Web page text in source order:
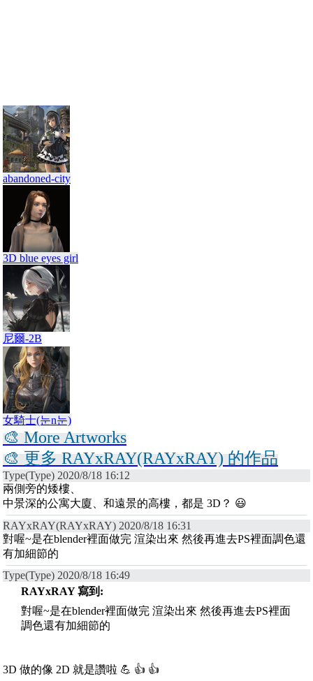
abandoned-city
3D blue eyes girl
尼爾-2B
女騎士(눈n눈)
🎨 More Artworks
🎨 更多 RAYxRAY(RAYxRAY) 的作品
Type(Type) 2020/8/18 16:12
兩側旁的矮樓、
中景深的公寓大廈、和遠景的高樓，都是 3D？ 😃
RAYxRAY(RAYxRAY) 2020/8/18 16:31
對喔~是在blender裡面做完 渲染出來 然後再進去PS裡面調色還
有加細節的
Type(Type) 2020/8/18 16:49
RAYxRAY 寫到:
對喔~是在blender裡面做完 渲染出來 然後再進去PS裡面
調色還有加細節的
3D 做的像 2D 就是讚啦 💪 👍 👍